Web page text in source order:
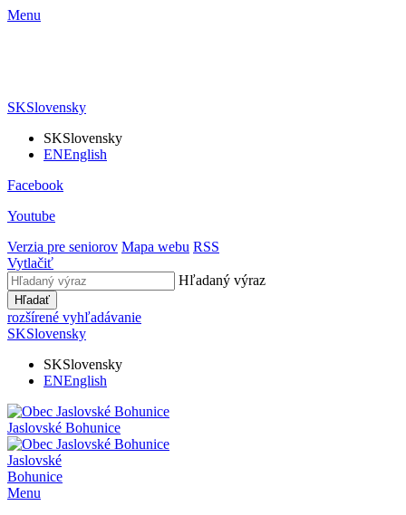
Menu
SKSlovensky
SKSlovensky
ENEnglish
Facebook
Youtube
Verzia pre seniorov Mapa webu RSS
Vytlačiť
Hľadaný výraz
Hľadať
rozšírené vyhľadávanie
SKSlovensky
SKSlovensky
ENEnglish
Jaslovské Bohunice
Jaslovské
Bohunice
Menu